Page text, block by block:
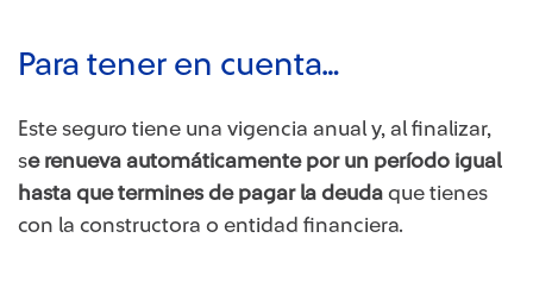
Para tener en cuenta…
Este seguro tiene una vigencia anual y, al finalizar,
se renueva automáticamente por un período igual
hasta ​que termines de pagar la deuda que tienes
con la constructora o entidad financiera​.